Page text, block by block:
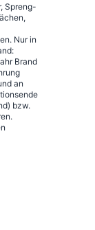
Spreng-
Nur in
Brand
an
bzw.